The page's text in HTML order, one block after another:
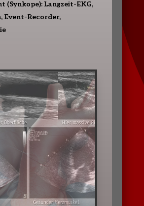
(Synkope): Langzeit-EKG,
Event-Recorder,